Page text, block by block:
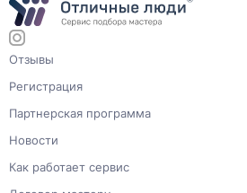
Отзывы
Регистрация
Партнерская программа
Новости
Как работает сервис